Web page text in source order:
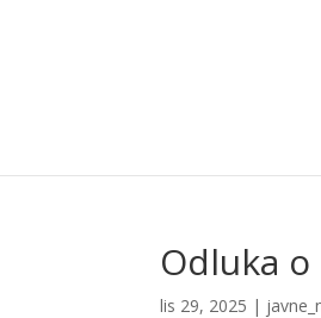
Odluka
lis 29, 2025 |